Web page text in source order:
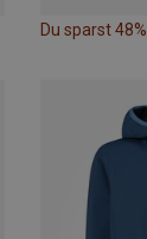
Du sparst 48%